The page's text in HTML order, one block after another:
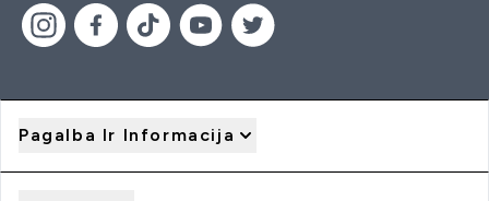
Pagalba Ir Informacija